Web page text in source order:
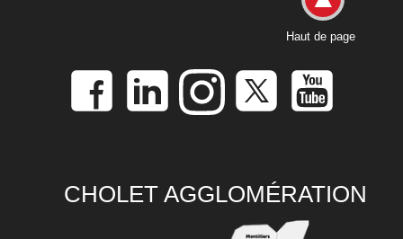
Haut de page
CHOLET AGGLOMÉRATION